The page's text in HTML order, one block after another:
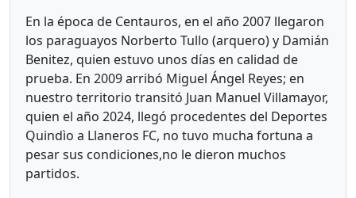
En la época de Centauros, en el año 2007 llegaron
los paraguayos Norberto Tullo (arquero) y Damián
Benitez, quien estuvo unos días en calidad de
prueba. En 2009 arribó Miguel Ángel Reyes; en
nuestro territorio transitó Juan Manuel Villamayor,
quien el año 2024, llegó procedentes del Deportes
Quindìo a Llaneros FC, no tuvo mucha fortuna a
pesar sus condiciones,no le dieron muchos
partidos.